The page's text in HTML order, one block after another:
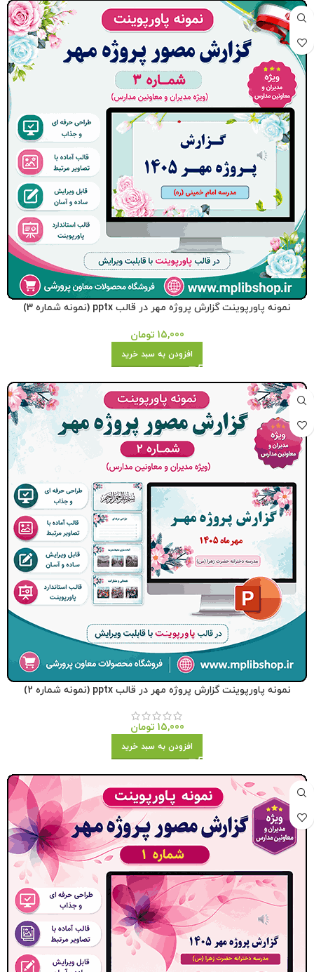
نمونه پاورپوینت گزارش پروژه مهر در قالب pptx (نمونه شماره 3)
15,000 تومان
افزودن به سبد خرید
نمونه پاورپوینت گزارش پروژه مهر در قالب pptx (نمونه شماره 2)
15,000 تومان
افزودن به سبد خرید